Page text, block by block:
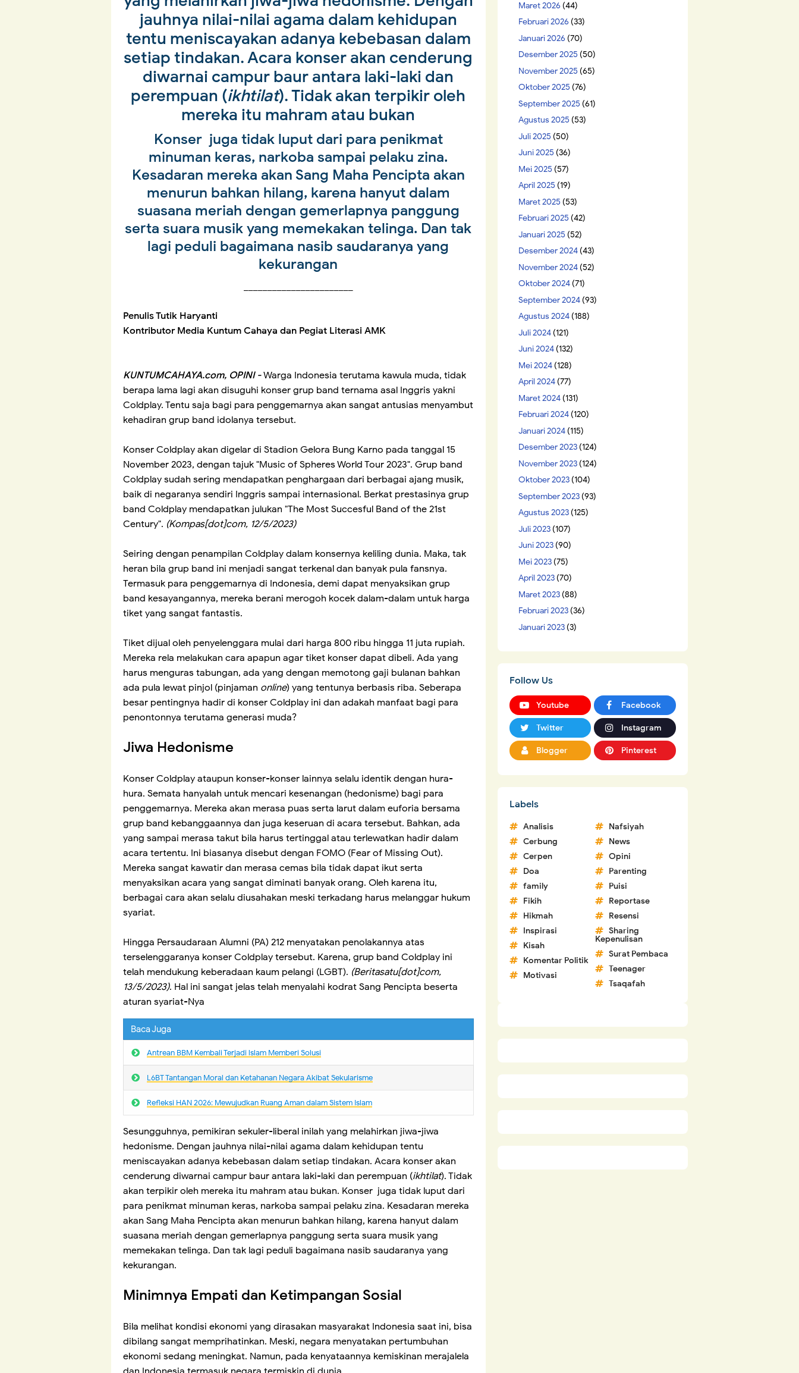
jauhnya nilai-nilai agama dalam kehidupan
tentu meniscayakan adanya kebebasan dalam
setiap tindakan. Acara konser akan cenderung
diwarnai campur baur antara laki-laki dan
perempuan (ikhtilat). Tidak akan terpikir oleh
mereka itu mahram atau bukan
Konser juga tidak luput dari para penikmat
minuman keras, narkoba sampai pelaku zina.
Kesadaran mereka akan Sang Maha Pencipta akan
menurun bahkan hilang, karena hanyut dalam
suasana meriah dengan gemerlapnya panggung
serta suara musik yang memekakan telinga. Dan tak
lagi peduli bagaimana nasib saudaranya yang
kekurangan
Penulis Tutik Haryanti
Kontributor Media Kuntum Cahaya dan Pegiat Literasi AMK
KUNTUMCAHAYA.com, OPINI -Warga Indonesia terutama kawula muda, tidak
berapa lama lagi akan disuguhi konser grup band ternama asal Inggris yakni
Coldplay. Tentu saja bagi para penggemarnya akan sangat antusias menyambut
kehadiran grup band idolanya tersebut.
Konser Coldplay akan digelar di Stadion Gelora Bung Karno pada tanggal 15
November 2023, dengan tajuk "Music of Spheres World Tour 2023". Grup band
Coldplay sudah sering mendapatkan penghargaan dari berbagai ajang musik,
baik di negaranya sendiri Inggris sampai internasional. Berkat prestasinya grup
band Coldplay mendapatkan julukan "The Most Succesful Band of the 21st
Century". (Kompas[dot]com, 12/5/2023)
Seiring dengan penampilan Coldplay dalam konsernya keliling dunia. Maka, tak
heran bila grup band ini menjadi sangat terkenal dan banyak pula fansnya.
Termasuk para penggemarnya di Indonesia, demi dapat menyaksikan grup
band kesayangannya, mereka berani merogoh kocek dalam-dalam untuk harga
tiket yang sangat fantastis.
Tiket dijual oleh penyelenggara mulai dari harga 800 ribu hingga 11 juta rupiah.
Mereka rela melakukan cara apapun agar tiket konser dapat dibeli. Ada yang
harus menguras tabungan, ada yang dengan memotong gaji bulanan bahkan
ada pula lewat pinjol (pinjaman online) yang tentunya berbasis riba. Seberapa
besar pentingnya hadir di konser Coldplay ini dan adakah manfaat bagi para
penontonnya terutama generasi muda?
Jiwa Hedonisme
Konser Coldplay ataupun konser-konser lainnya selalu identik dengan hura-
hura. Semata hanyalah untuk mencari kesenangan (hedonisme) bagi para
penggemarnya. Mereka akan merasa puas serta larut dalam euforia bersama
grup band kebanggaannya dan juga keseruan di acara tersebut. Bahkan, ada
yang sampai merasa takut bila harus tertinggal atau terlewatkan hadir dalam
acara tertentu. Ini biasanya disebut dengan FOMO (Fear of Missing Out).
Mereka sangat kawatir dan merasa cemas bila tidak dapat ikut serta
menyaksikan acara yang sangat diminati banyak orang. Oleh karena itu,
berbagai cara akan selalu diusahakan meski terkadang harus melanggar hukum
syariat.
Hingga Persaudaraan Alumni (PA) 212 menyatakan penolakannya atas
terselenggaranya konser Coldplay tersebut. Karena, grup band Coldplay ini
telah mendukung keberadaan kaum pelangi (LGBT). (Beritasatu[dot]com,
13/5/2023). Hal ini sangat jelas telah menyalahi kodrat Sang Pencipta beserta
aturan syariat-Nya
Baca Juga
Antrean BBM Kembali Terjadi lslam Memberi Solusi
L6BT Tantangan Moral dan Ketahanan Negara Akibat Sekularisme
Refleksi HAN 2026: Mewujudkan Ruang Aman dalam Sistem Islam
Sesungguhnya, pemikiran sekuler-liberal inilah yang melahirkan jiwa-jiwa
hedonisme. Dengan jauhnya nilai-nilai agama dalam kehidupan tentu
meniscayakan adanya kebebasan dalam setiap tindakan. Acara konser akan
cenderung diwarnai campur baur antara laki-laki dan perempuan (ikhtilat). Tidak
akan terpikir oleh mereka itu mahram atau bukan. Konser juga tidak luput dari
para penikmat minuman keras, narkoba sampai pelaku zina. Kesadaran mereka
akan Sang Maha Pencipta akan menurun bahkan hilang, karena hanyut dalam
suasana meriah dengan gemerlapnya panggung serta suara musik yang
memekakan telinga. Dan tak lagi peduli bagaimana nasib saudaranya yang
kekurangan.
Minimnya Empati dan Ketimpangan Sosial
Bila melihat kondisi ekonomi yang dirasakan masyarakat Indonesia saat ini, bisa
dibilang sangat memprihatinkan. Meski, negara menyatakan pertumbuhan
ekonomi sedang meningkat. Namun, pada kenyataannya kemiskinan merajalela
Maret 2026 (44)
Februari 2026 (33)
Januari 2026 (70)
Desember 2025 (50)
November 2025 (65)
Oktober 2025 (76)
September 2025 (61)
Agustus 2025 (53)
Juli 2025 (50)
Juni 2025 (36)
Mei 2025 (57)
April 2025 (19)
Maret 2025 (53)
Februari 2025 (42)
Januari 2025 (52)
Desember 2024(43)
November 2024(52)
Oktober 2024(71)
September 2024(93)
Agustus 2024(188)
Juli 2024(121)
Juni 2024(132)
Mei 2024(128)
April 2024(77)
Maret 2024(131)
Februari 2024(120)
Januari 2024(115)
Desember 2023(124)
November 2023(124)
Oktober 2023(104)
September 2023(93)
Agustus 2023(125)
Juli 2023(107)
Juni 2023(90)
Mei 2023(75)
April 2023(70)
Maret 2023(88)
Februari 2023(36)
Januari 2023(3)
Follow Us
Youtube Facebook
Twitter Instagram
Blogger Pinterest
Labels
Analisis
Cerbung
Cerpen
Doa
family
Fikih
Hikmah
Inspirasi
Kisah
Komentar Politik
Motivasi
Nafsiyah
News
Opini
Parenting
Puisi
Reportase
Resensi
Sharing
Kepenulisan
Surat Pembaca
Teenager
Tsaqafah